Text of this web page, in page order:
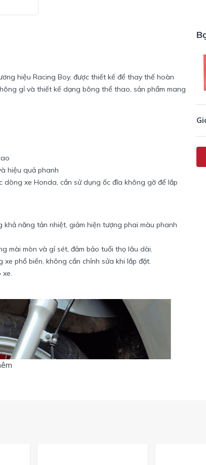
hiệu Racing Boy, được thiết kế để thay thế hoàn
gỉ và thiết kế dạng bông thể thao, sản phẩm mang
hiệu quả phanh
dòng xe Honda, cần sử dụng ốc đĩa không gờ để lắp
năng tản nhiệt, giảm hiện tượng phai màu phanh
mài mòn và gỉ sét, đảm bảo tuổi thọ lâu dài.
phổ biến, không cần chỉnh sửa khi lắp đặt.
xe.